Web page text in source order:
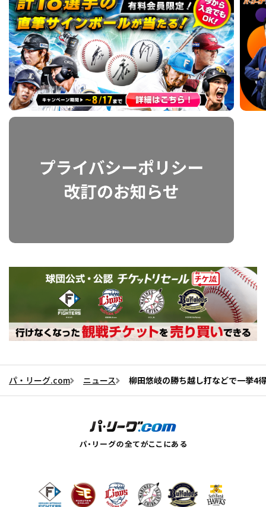
パ・リーグ.com ニュース 柳田悠岐の勝ち越し打などで一挙